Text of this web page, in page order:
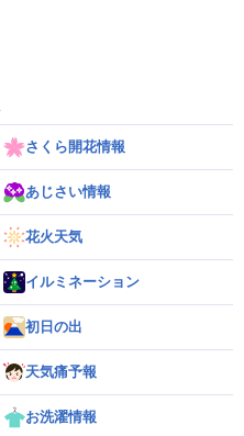
さくら開花情報
あじさい情報
花火天気
イルミネーション
初日の出
天気痛予報
お洗濯情報